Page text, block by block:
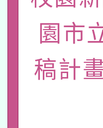
年度健
業成長
原住民
族教育
新北市
師專業
方素養
函轉國
族語言
「族語
轉知有
文教學
教育部
年度
轉知經
園市
稿計